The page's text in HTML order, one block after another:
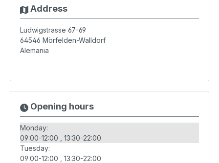
Address
Ludwigstrasse 67-69
64546 Mörfelden-Walldorf
Alemania
Opening hours
Monday:
09:00-12:00
13:30-22:00
Tuesday:
09:00-12:00
13:30-22:00